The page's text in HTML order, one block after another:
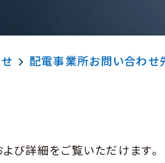
配電事業所お問い合わせ
び詳細をご覧いただけます。